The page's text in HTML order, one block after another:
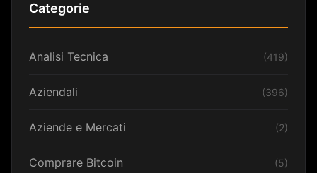
Categorie
Analisi Tecnica (419)
Aziendali (396)
Aziende e Mercati (2)
Comprare Bitcoin (5)